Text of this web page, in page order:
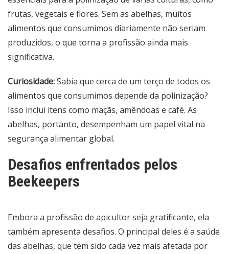
frutas, vegetais e flores. Sem as abelhas, muitos
alimentos que consumimos diariamente não seriam
produzidos, o que torna a profissão ainda mais
significativa.
Curiosidade:Sabia que cerca de um terço de todos os
alimentos que consumimos depende da polinização?
Isso inclui itens como maçãs, amêndoas e café. As
abelhas, portanto, desempenham um papel vital na
segurança alimentar global.
Desafios enfrentados pelos
Beekeepers
Embora a profissão de apicultor seja gratificante, ela
também apresenta desafios. O principal deles é a saúde
das abelhas, que tem sido cada vez mais afetada por